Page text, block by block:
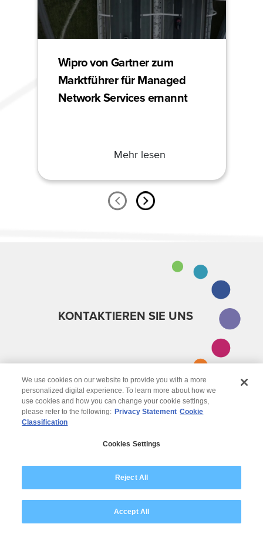
Wipro von Gartner zum
Marktführer für Managed
Network Services ernannt
Mehr lesen
KONTAKTIEREN SIE UNS
We use cookies on our website to provide you with a more
personalized digital experience. To learn more about how we
use cookies and how you can change your cookie settings,
please refer to the following: Privacy Statement Cookie
Classification
Cookies Settings
Reject All
Accept All